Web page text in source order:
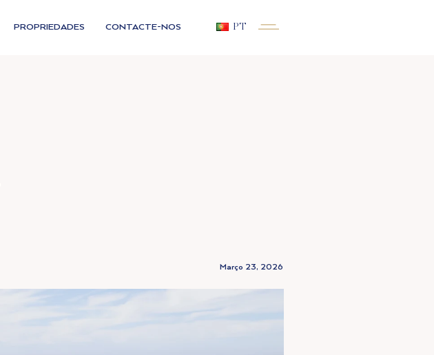
PROPRIEDADES CONTACTE-NOS PT
Março 23, 2026